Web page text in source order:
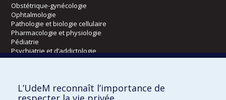
Obstétrique-gynécologie
Ophtalmologie
Pathologie et biologie cellulaire
Pharmacologie et physiologie
Pédiatrie
Psychiatrie et d’addictologie
Radiologie, radio-oncologie et médecine nucléaire
Écoles
L’UdeM reconnaît l’importance de